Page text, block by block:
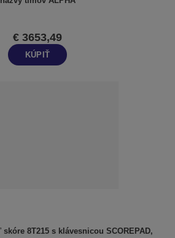
€ 3653,49
KÚPIŤ
8T215 s klávesnicou SCOREPAD,